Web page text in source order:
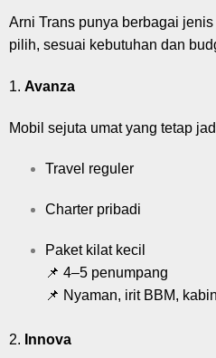
Arni Trans punya berbagai
pilih, sesuai kebutuhan dan
1. Avanza
Mobil sejuta umat yang tetap
Travel reguler
Charter pribadi
Paket kilat kecil
📌 4–5 penumpang
📌 Nyaman, irit BBM,
2. Innova